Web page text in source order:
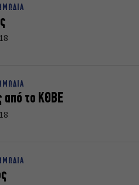
από το ΚΘΒΕ